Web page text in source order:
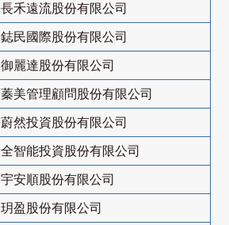
長禾遠流股份有限公司
鋕民國際股份有限公司
御麗達股份有限公司
蓁美管理顧問股份有限公司
蔚然投資股份有限公司
全智能投資股份有限公司
宇安順股份有限公司
玥盈股份有限公司